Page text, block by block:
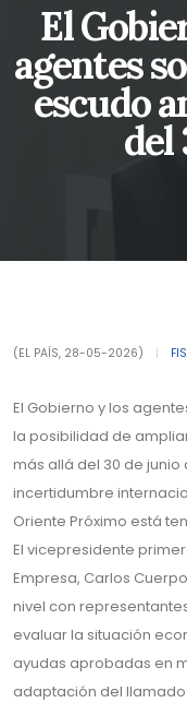
El
agentes
escudo
del
(EL PAÍS, 28-05-2026)
El Gobierno y los
la posibilidad de
más allá del 30 de
incertidumbre
Oriente Próximo está
El vicepresidente
Empresa, Carlos
nivel con
evaluar la situación
ayudas aprobadas en
adaptación del